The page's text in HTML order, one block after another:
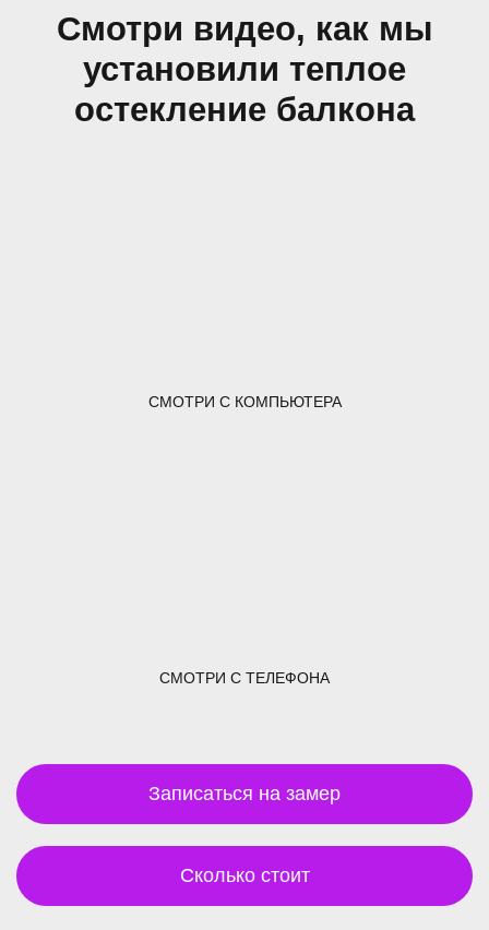
Смотри видео, как мы
установили теплое
остекление балкона
СМОТРИ С КОМПЬЮТЕРА
СМОТРИ С ТЕЛЕФОНА
Записаться на замер
Сколько стоит